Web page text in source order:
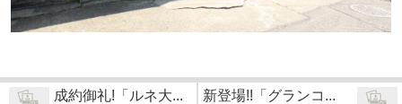
成約御礼!「ルネ大... 新登場!!「グランコ...